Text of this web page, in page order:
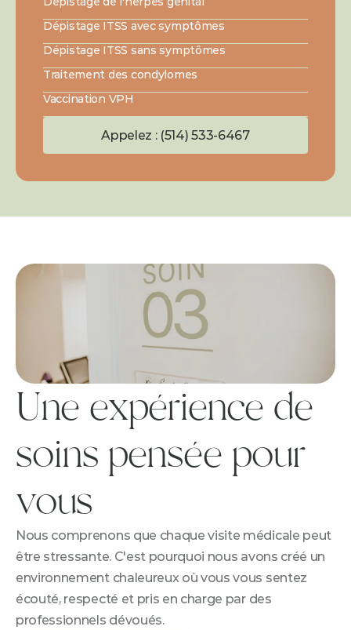
Dépistage ITSS avec symptômes
Dépistage ITSS sans symptômes
Traitement des condylomes
Vaccination VPH
Appelez : (514) 533-6467
Une expérience de
soins pensée pour
vous
Nous comprenons que chaque visite médicale peut
être stressante. C'est pourquoi nous avons créé un
environnement chaleureux où vous vous sentez
écouté, respecté et pris en charge par des
professionnels dévoués.